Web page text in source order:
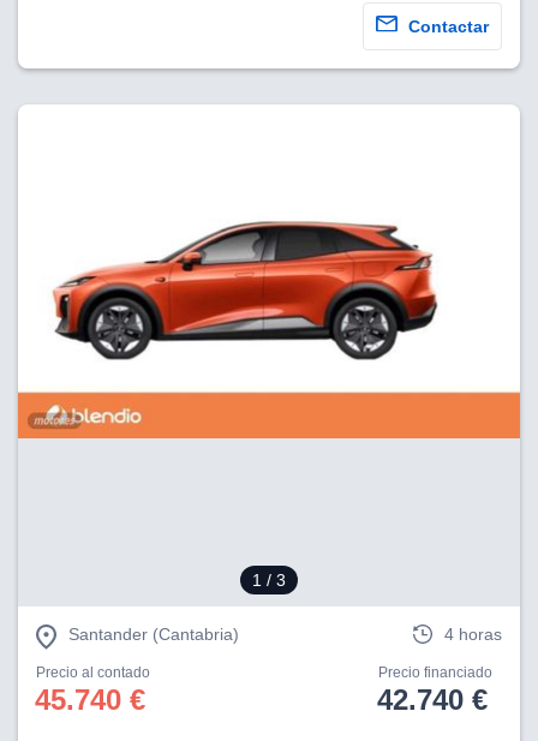
Contactar
1 / 3
Santander (Cantabria) 4 horas
Precio al contado
45.740 €
Precio financiado
42.740 €